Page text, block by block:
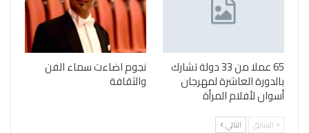
65 عملا من 33 دولة تشارك
بالدورة العاشرة لمهرجان
أسوان لأفلام المرأة
نجوم اضاءت سماء الفن
والثقافة
السابق التالي